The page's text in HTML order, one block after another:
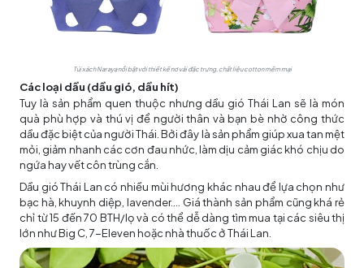
Túi xách Naraya nổi bật với thiết kế nơ vải đặc trưng, chất liệu cotton mềm mại
Các loại dầu (dầu gió, dầu hít)
Tuy là sản phẩm quen thuộc nhưng dầu gió Thái Lan sẽ là món
quà phù hợp và thú vị để người thân và bạn bè nhờ công thức
dầu đặc biệt của người Thái. Bởi đây là sản phẩm giúp xua tan mệt
mỏi, giảm nhanh các cơn đau nhức, làm dịu cảm giác khó chịu do
ngứa hay vết côn trùng cắn.
Dầu gió Thái Lan có nhiều mùi hương khác nhau để lựa chọn như
bạc hà, khuynh diệp, lavender.... Giá thành sản phẩm cũng khá rẻ
chỉ từ 15 đến 70 BTH/lọ và có thể dễ dàng tìm mua tại các siêu thị
lớn như Big C, 7-Eleven hoặc nhà thuốc ở Thái Lan.